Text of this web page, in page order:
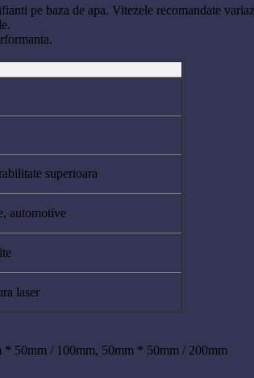
pe baza de apa. Vitezele recomandate
superioara
automotive
laser
* 50mm / 100mm, 50mm * 50mm / 200mm